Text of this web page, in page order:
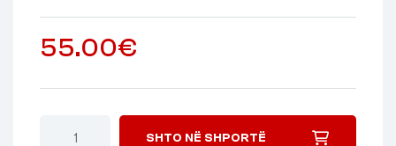
55.00€
SHTO NË SHPORTË